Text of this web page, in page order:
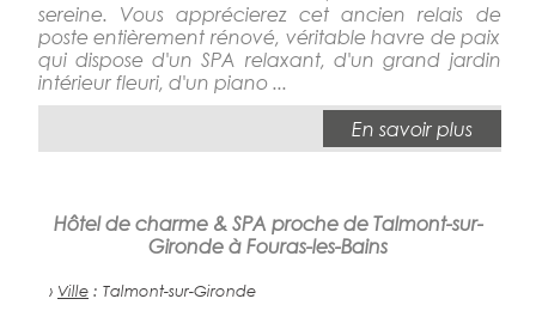
sereine. Vous apprécierez cet ancien relais de
poste entièrement rénové, véritable havre de paix
qui dispose d'un SPA relaxant, d'un grand jardin
intérieur fleuri, d'un piano ...
En savoir plus
Hôtel de charme & SPA proche de Talmont-sur-
Gironde à Fouras-les-Bains
› Ville : Talmont-sur-Gironde